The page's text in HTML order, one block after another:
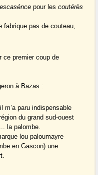
escasénce pour lescoutérès
fabrique pas de couteau,
ce premier coup de
à Bazas :
m’a paru indispensable
du grand sud-ouest
la palombe.
lou paloumayre
en Gascon) une